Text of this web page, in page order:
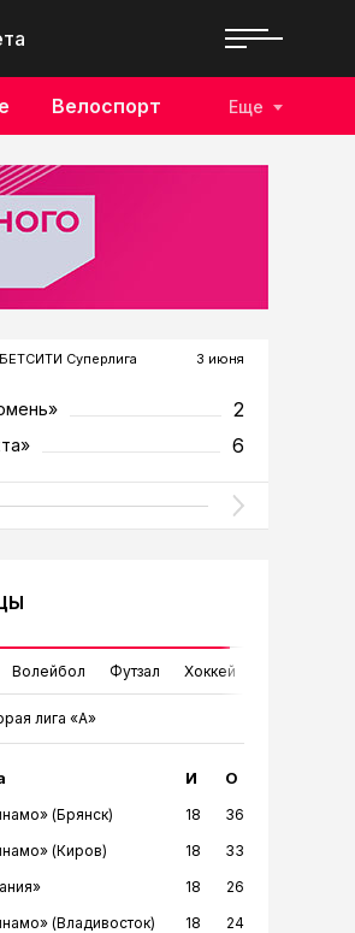
Велоспорт Еще
Суперлига 3 июня
2
6
Волейбол Футзал Хоккей
лига «А»
И О
(Брянск) 18
36
(Киров) 18
33
18
26
(Владивосток) 18
24